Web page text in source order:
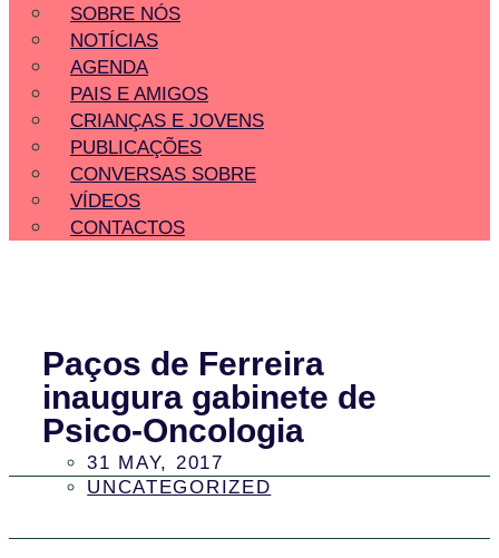
SOBRE NÓS
NOTÍCIAS
AGENDA
PAIS E AMIGOS
CRIANÇAS E JOVENS
PUBLICAÇÕES
CONVERSAS SOBRE
VÍDEOS
CONTACTOS
Paços de Ferreira
inaugura gabinete de
Psico-Oncologia
31 MAY, 2017
UNCATEGORIZED